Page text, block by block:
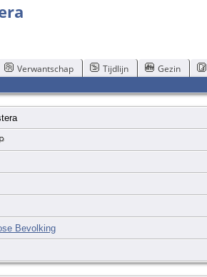
Verwantschap Tijdlijn Gezin
Bevolking